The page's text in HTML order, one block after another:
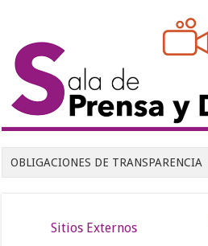
OBLIGACIONES DE TRANSPARENCIA
Sitios Externos